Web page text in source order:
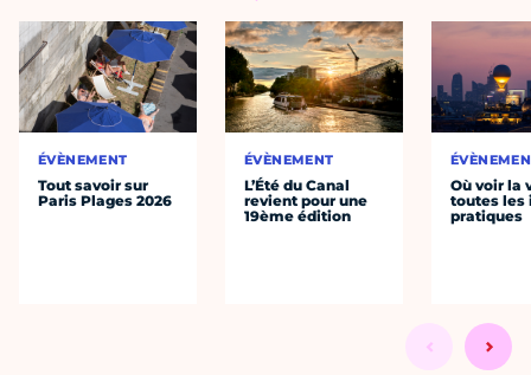
ÉVÈNEMENT
Tout savoir sur
Paris Plages 2026
ÉVÈNEMENT
L’Été du Canal
revient pour une
19ème édition
Où voir la
toutes les
pratiques